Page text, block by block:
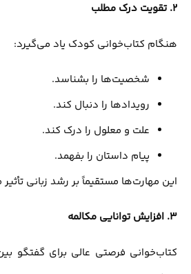
2. تقویت درک مطلب
هنگام کتاب‌خوانی کودک یاد می‌گیرد:
شخصیت‌ها را بشناسد.
رویدادها را دنبال کند.
علت و معلول را درک کند.
پیام داستان را بفهمد.
این مهارت‌ها مستقیماً بر رشد زبانی
3. افزایش توانایی مکالمه
کتاب‌خوانی فرصتی عالی برای گفتگو